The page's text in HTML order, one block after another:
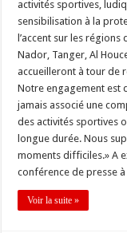
activités sportives,
sensibilisation à la
l’accent sur les régions
Nador, Tanger, Al
accueilleront à tour de
Notre engagement est
jamais associé une
des activités sportives
longue durée. Nous
moments difficiles.» A
conférence de presse à
Voir la suite »